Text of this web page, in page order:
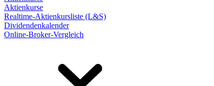
Aktienkurse
Realtime-Aktienkursliste (L&S)
Dividendenkalender
Online-Broker-Vergleich